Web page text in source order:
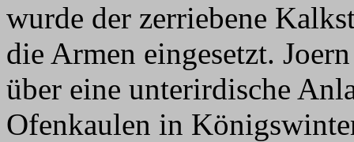
wurde der zerriebene
die Armen eingesetzt.
über eine unterirdische
Ofenkaulen in